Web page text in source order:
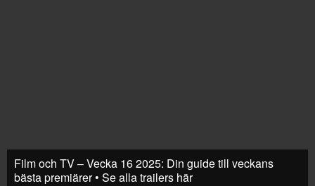
Film och TV – Vecka 16 2025: Din guide till veckans
bästa premiärer • Se alla trailers här